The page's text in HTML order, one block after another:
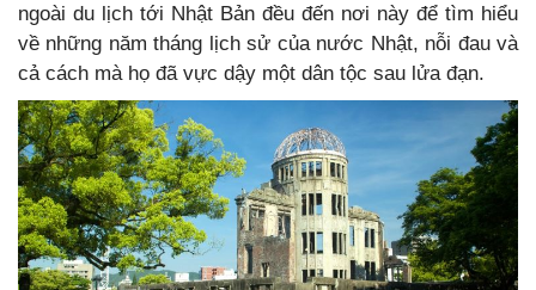
ngoài du lịch tới Nhật Bản đều đến nơi này để tìm hiểu
về những năm tháng lịch sử của nước Nhật, nỗi đau và
cả cách mà họ đã vực dậy một dân tộc sau lửa đạn.